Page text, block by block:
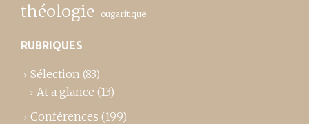
théologie ougaritique
RUBRIQUES
Sélection (83)
At a glance (13)
Conférences (199)